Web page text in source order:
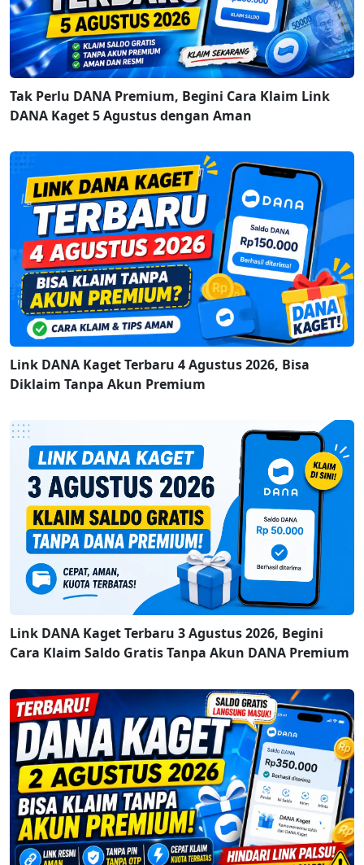
Tak Perlu DANA Premium, Begini Cara Klaim Link
DANA Kaget 5 Agustus dengan Aman
Link DANA Kaget Terbaru 4 Agustus 2026, Bisa
Diklaim Tanpa Akun Premium
Link DANA Kaget Terbaru 3 Agustus 2026, Begini
Cara Klaim Saldo Gratis Tanpa Akun DANA Premium